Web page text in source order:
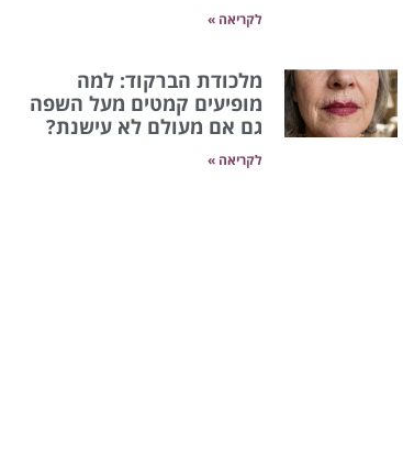
לקריאה »
מלכודת הברקוד: למה
מופיעים קמטים מעל השפה
גם אם מעולם לא עישנת?
לקריאה »